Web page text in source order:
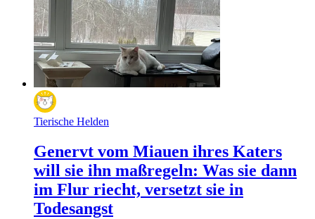
Tierische Helden
Genervt vom Miauen ihres Katers
will sie ihn maßregeln: Was sie dann
im Flur riecht, versetzt sie in
Todesangst